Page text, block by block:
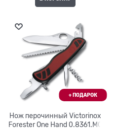
Нож перочинный Victorinox
Forester One Hand 0.8361.MC